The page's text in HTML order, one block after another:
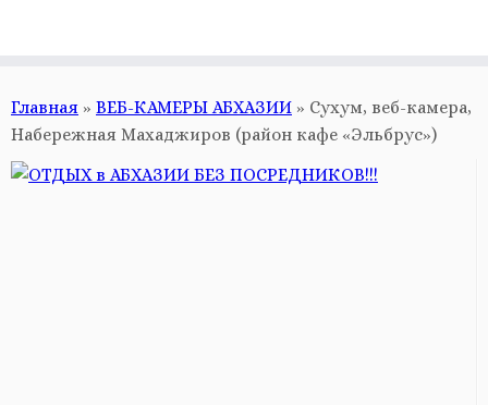
Главная » ВЕБ-КАМЕРЫ АБХАЗИИ » Сухум, веб-камера,
Набережная Махаджиров (район кафе «Эльбрус»)